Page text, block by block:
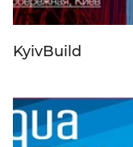
KyivBuild